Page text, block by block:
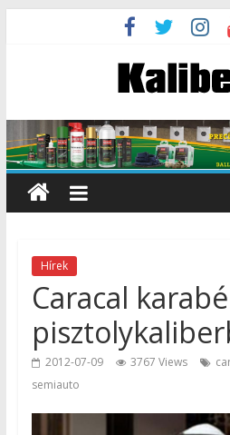
Hírek
Caracal
2012-07-09 3767 Views
semiauto